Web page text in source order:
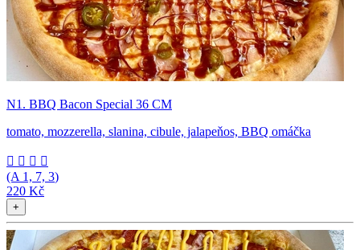
N1. BBQ Bacon Special 36 CM
tomato, mozzerella, slanina, cibule, jalapeňos, BBQ omáčka
   
(A 1, 7, 3)
220 Kč
+